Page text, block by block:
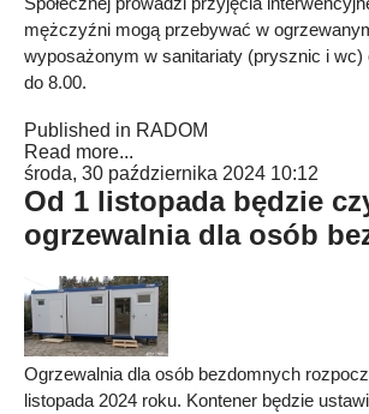
mężczyźni mogą przebywać w
wyposażonym w sanitariaty (prysznic i wc)
do 8.00.
Published in RADOM
Read more...
środa, 30 października 2024 10:12
Od 1 listopada będzie
ogrzewalnia dla osób
Ogrzewalnia dla osób bezdomnych
listopada 2024 roku. Kontener będzie